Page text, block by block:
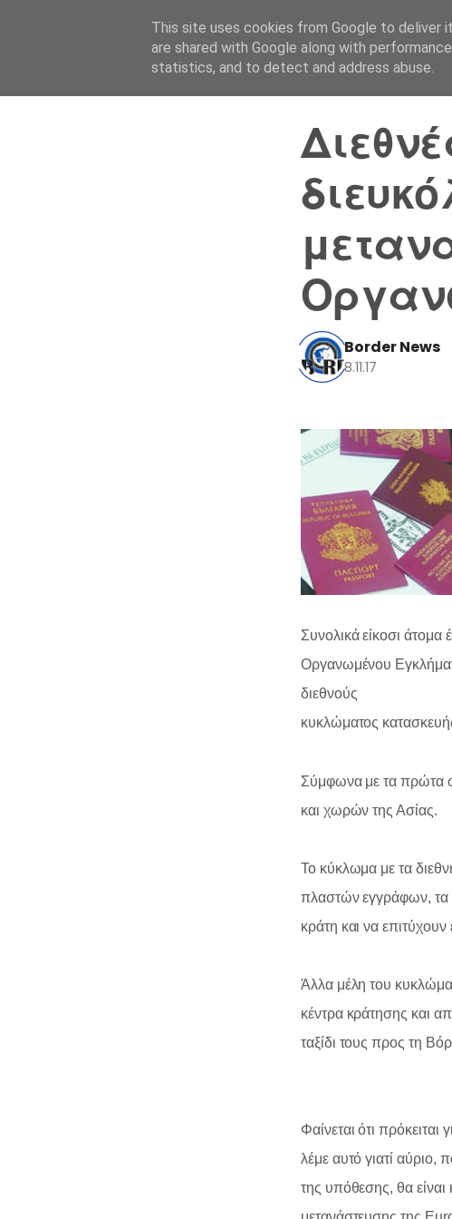
Border News
8.11.17
Συνολικά είκοσι άτομα
Οργανωμένου
διεθνούς
κυκλώματος
Σύμφωνα με τα πρώτα
και χωρών της Ασίας.
Το κύκλωμα με τα
πλαστών εγγράφων, τα
κράτη και να
Άλλα μέλη του
κέντρα κράτησης και
ταξίδι τους προς τη
Φαίνεται ότι
λέμε αυτό γιατί αύριο,
της υπόθεσης, θα
This site uses cookies from Google to deliver
are shared with Google along with
statistics, and to detect and address abuse.